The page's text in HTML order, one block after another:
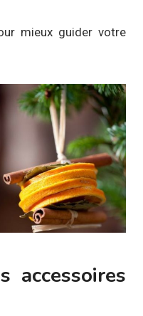
mieux guider votre
accessoires